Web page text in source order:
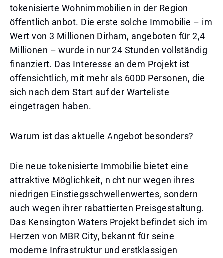
tokenisierte Wohnimmobilien in der Region
öffentlich anbot. Die erste solche Immobilie – im
Wert von 3 Millionen Dirham, angeboten für 2,4
Millionen – wurde in nur 24 Stunden vollständig
finanziert. Das Interesse an dem Projekt ist
offensichtlich, mit mehr als 6000 Personen, die
sich nach dem Start auf der Warteliste
eingetragen haben.
Warum ist das aktuelle Angebot besonders?
Die neue tokenisierte Immobilie bietet eine
attraktive Möglichkeit, nicht nur wegen ihres
niedrigen Einstiegsschwellenwertes, sondern
auch wegen ihrer rabattierten Preisgestaltung.
Das Kensington Waters Projekt befindet sich im
Herzen von MBR City, bekannt für seine
moderne Infrastruktur und erstklassigen